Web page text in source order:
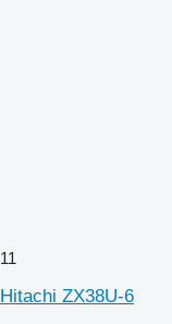
11
Hitachi ZX38U-6